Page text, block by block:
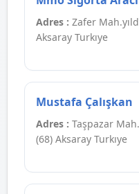
Adres : Zafer
Aksaray Turkıye
Mustafa Çalışkan
Adres : Taşpazar
(68) Aksaray Turkıye